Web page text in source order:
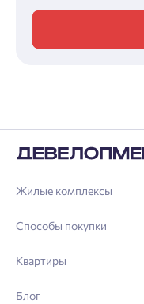
Жилые комплексы
Способы покупки
Квартиры
Блог